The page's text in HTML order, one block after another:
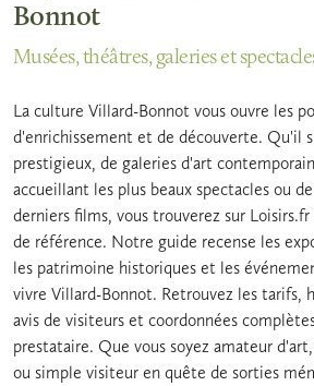
Bonnot
Musées, théâtres, galeries et
La culture Villard-Bonnot vous ouvre les
d'enrichissement et de découverte. Qu'il
prestigieux, de galeries d'art
accueillant les plus beaux spectacles ou
derniers films, vous trouverez sur
de référence. Notre guide recense les
les patrimoine historiques et les
vivre Villard-Bonnot. Retrouvez les tarifs,
avis de visiteurs et coordonnées
prestataire. Que vous soyez amateur
ou simple visiteur en quête de sorties